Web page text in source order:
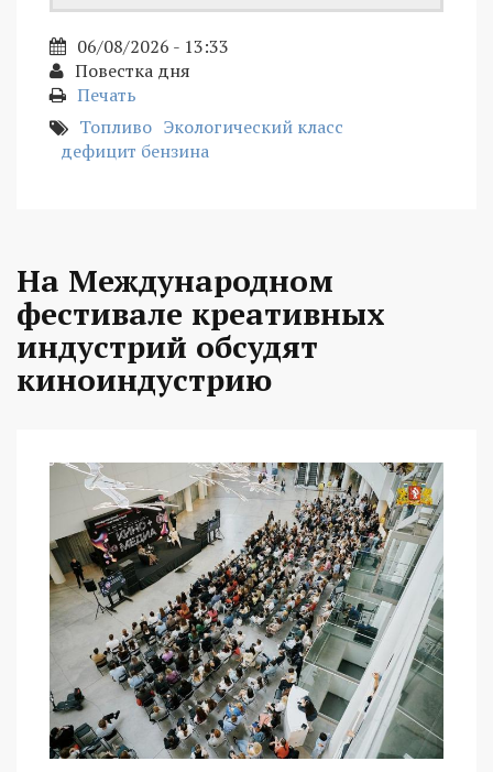
06/08/2026 - 13:33
Повестка дня
Печать
Топливо Экологический класс
дефицит бензина
На Международном
фестивале креативных
индустрий обсудят
киноиндустрию